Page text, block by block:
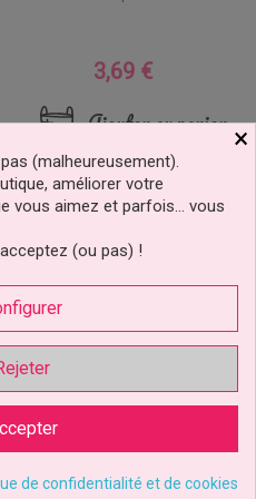
Prix
3,69 €
Ajouter au panier ×
(malheureusement).
améliorer votre
vous aimez et parfois… vous
(ou pas) !
de confidentialité et de cookies